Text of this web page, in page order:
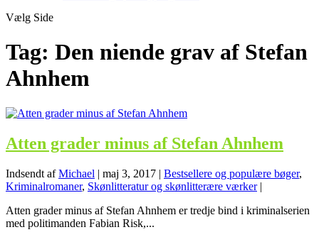
Vælg Side
Tag: Den niende grav af Stefan
Ahnhem
Atten grader minus af Stefan Ahnhem
Indsendt afMichael | maj 3, 2017 | Bestsellere og populære bøger,
Kriminalromaner, Skønlitteratur og skønlitterære værker|
Atten grader minus af Stefan Ahnhem er tredje bind i kriminalserien
med politimanden Fabian Risk,...